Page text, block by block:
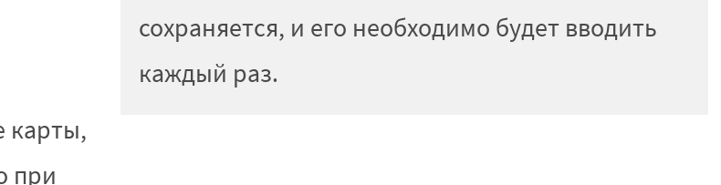
карты,
при
сохраняется, и его необходимо будет вводить
каждый раз.